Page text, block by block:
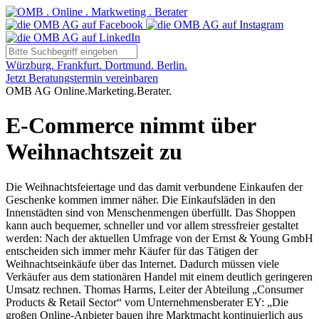
Würzburg. Frankfurt. Dortmund. Berlin.
Jetzt Beratungstermin vereinbaren
OMB AG Online.Marketing.Berater.
E-Commerce nimmt über
Weihnachtszeit zu
Die Weihnachtsfeiertage und das damit verbundene Einkaufen der
Geschenke kommen immer näher. Die Einkaufsläden in den
Innenstädten sind von Menschenmengen überfüllt. Das Shoppen
kann auch bequemer, schneller und vor allem stressfreier gestaltet
werden: Nach der aktuellen Umfrage von der Ernst & Young GmbH
entscheiden sich immer mehr Käufer für das Tätigen der
Weihnachtseinkäufe über das Internet. Dadurch müssen viele
Verkäufer aus dem stationären Handel mit einem deutlich geringeren
Umsatz rechnen. Thomas Harms, Leiter der Abteilung „Consumer
Products & Retail Sector“ vom Unternehmensberater EY: „Die
großen Online-Anbieter bauen ihre Marktmacht kontinuierlich aus